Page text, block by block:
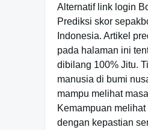
Alternatif link login
Prediksi skor
Indonesia. Artikel
pada halaman ini
dibilang 100% Jitu.
manusia di bumi
mampu melihat
Kemampuan
dengan kepastian